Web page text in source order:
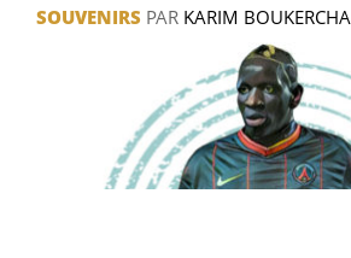
SOUVENIRS PAR KARIM BOUKERCHA